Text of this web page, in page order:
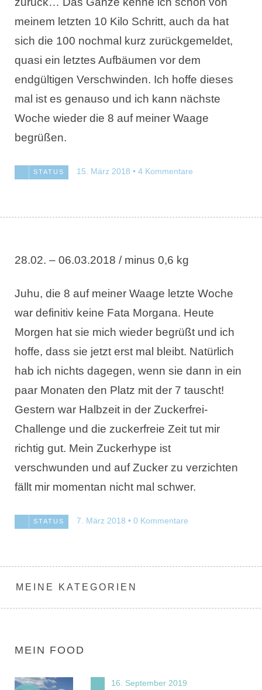
meinem letzten 10 Kilo Schritt, auch da hat
sich die 100 nochmal kurz zurückgemeldet,
quasi ein letztes Aufbäumen vor dem
endgültigen Verschwinden. Ich hoffe dieses
mal ist es genauso und ich kann nächste
Woche wieder die 8 auf meiner Waage
begrüßen.
STATUS 15. März 2018 4 Kommentare
28.02. – 06.03.2018 / minus 0,6 kg
Juhu, die 8 auf meiner Waage letzte Woche
war definitiv keine Fata Morgana. Heute
Morgen hat sie mich wieder begrüßt und ich
hoffe, dass sie jetzt erst mal bleibt. Natürlich
hab ich nichts dagegen, wenn sie dann in ein
paar Monaten den Platz mit der 7 tauscht!
Gestern war Halbzeit in der Zuckerfrei-
Challenge und die zuckerfreie Zeit tut mir
richtig gut. Mein Zuckerhype ist
verschwunden und auf Zucker zu verzichten
fällt mir momentan nicht mal schwer.
STATUS 7. März 2018 0 Kommentare
MEINE KATEGORIEN
MEIN FOOD
16. September 2019